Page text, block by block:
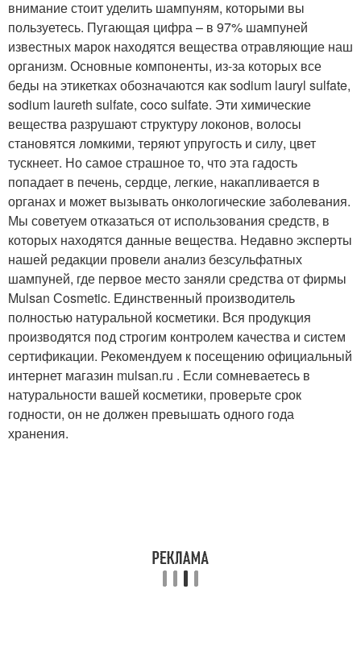
внимание стоит уделить шампуням, которыми вы
пользуетесь. Пугающая цифра – в 97% шампуней
известных марок находятся вещества отравляющие наш
организм. Основные компоненты, из-за которых все
беды на этикетках обозначаются как sodium lauryl sulfate,
sodium laureth sulfate, coco sulfate. Эти химические
вещества разрушают структуру локонов, волосы
становятся ломкими, теряют упругость и силу, цвет
тускнеет. Но самое страшное то, что эта гадость
попадает в печень, сердце, легкие, накапливается в
органах и может вызывать онкологические заболевания.
Мы советуем отказаться от использования средств, в
которых находятся данные вещества. Недавно эксперты
нашей редакции провели анализ безсульфатных
шампуней, где первое место заняли средства от фирмы
Mulsan Сosmetic. Единственный производитель
полностью натуральной косметики. Вся продукция
производятся под строгим контролем качества и систем
сертификации. Рекомендуем к посещению официальный
интернет магазин mulsan.ru . Если сомневаетесь в
натуральности вашей косметики, проверьте срок
годности, он не должен превышать одного года
хранения.